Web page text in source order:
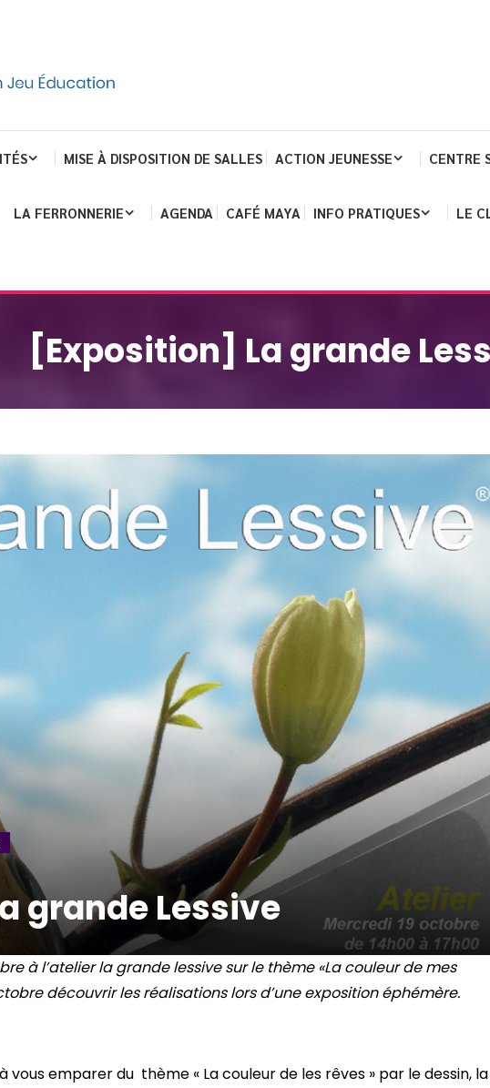
MISE À DISPOSITION DE SALLES ACTION JEUNESSE CENTRE
LA FERRONNERIE AGENDA CAFÉ MAYA INFO PRATIQUES LE
[Exposition] La grande
grande Lessive
à l’atelier la grande lessive sur le thème «La couleur de mes
découvrir les réalisations lors d’une exposition éphémère.
vous emparer du thème « La couleur de les rêves » par le dessin, la